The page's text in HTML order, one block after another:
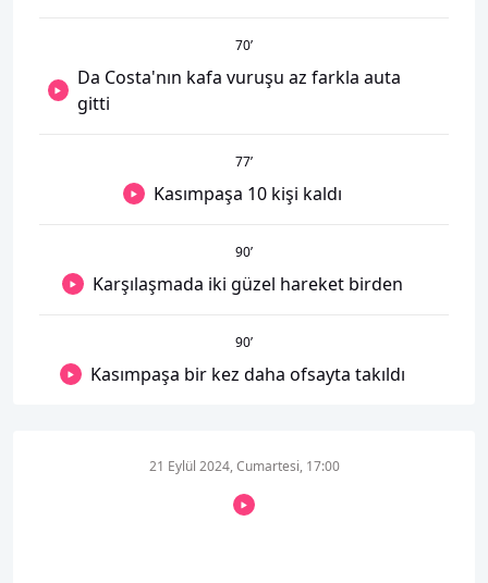
70’
Da Costa'nın kafa vuruşu az farkla auta
gitti
77’
Kasımpaşa 10 kişi kaldı
90’
Karşılaşmada iki güzel hareket birden
90’
Kasımpaşa bir kez daha ofsayta takıldı
21 Eylül 2024, Cumartesi, 17:00